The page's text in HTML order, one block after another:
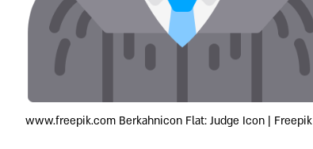
www.freepik.com Berkahnicon Flat: Judge Icon | Freepik